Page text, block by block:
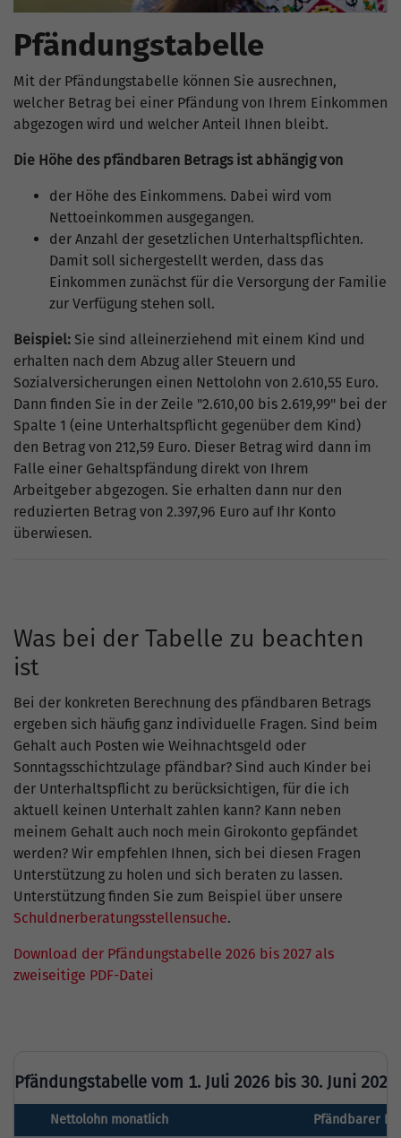
Pfändungstabelle
Mit der Pfändungstabelle können Sie ausrechnen,
welcher Betrag bei einer Pfändung von Ihrem Einkommen
abgezogen wird und welcher Anteil Ihnen bleibt.
Die Höhe des pfändbaren Betrags ist abhängig von
der Höhe des Einkommens. Dabei wird vom
Nettoeinkommen ausgegangen.
der Anzahl der gesetzlichen Unterhaltspflichten.
Damit soll sichergestellt werden, dass das
Einkommen zunächst für die Versorgung der Familie
zur Verfügung stehen soll.
Beispiel: Sie sind alleinerziehend mit einem Kind und
erhalten nach dem Abzug aller Steuern und
Sozialversicherungen einen Nettolohn von 2.610,55 Euro.
Dann finden Sie in der Zeile "2.610,00 bis 2.619,99" bei der
Spalte 1 (eine Unterhaltspflicht gegenüber dem Kind)
den Betrag von 212,59 Euro. Dieser Betrag wird dann im
Falle einer Gehaltspfändung direkt von Ihrem
Arbeitgeber abgezogen. Sie erhalten dann nur den
reduzierten Betrag von 2.397,96 Euro auf Ihr Konto
überwiesen.
Was bei der Tabelle zu beachten
ist
Bei der konkreten Berechnung des pfändbaren Betrags
ergeben sich häufig ganz individuelle Fragen. Sind beim
Gehalt auch Posten wie Weihnachtsgeld oder
Sonntagsschichtzulage pfändbar? Sind auch Kinder bei
der Unterhaltspflicht zu berücksichtigen, für die ich
aktuell keinen Unterhalt zahlen kann? Kann neben
meinem Gehalt auch noch mein Girokonto gepfändet
werden? Wir empfehlen Ihnen, sich bei diesen Fragen
Unterstützung zu holen und sich beraten zu lassen.
Unterstützung finden Sie zum Beispiel über unsere
Schuldnerberatungsstellensuche.
Download der Pfändungstabelle 2026 bis 2027 als
zweiseitige PDF-Datei
Pfändungstabelle vom 1. Juli 2026 bis 30. Juni 2027
Nettolohn monatlich Pfändbarer